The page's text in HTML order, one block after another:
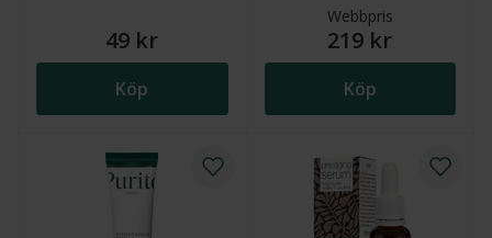
49 kr
Köp
Webbpris
219 kr
Köp